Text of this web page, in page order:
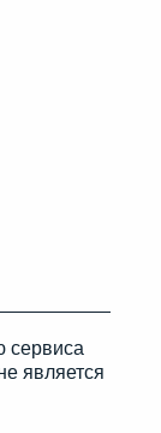
сервиса
является